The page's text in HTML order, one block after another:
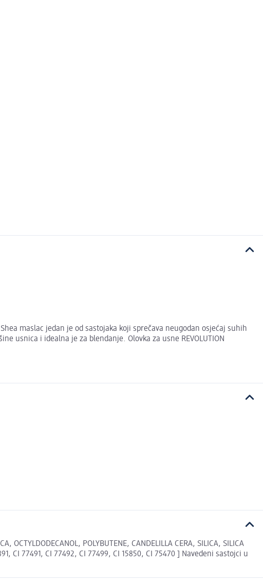
maslac jedan je od sastojaka koji sprečava neugodan osjećaj suhih
usnica i idealna je za blendanje. Olovka za usne REVOLUTION
OCTYLDODECANOL, POLYBUTENE, CANDELILLA CERA, SILICA, SILICA
CI 77491, CI 77492, CI 77499, CI 15850, CI 75470 ] Navedeni sastojci u